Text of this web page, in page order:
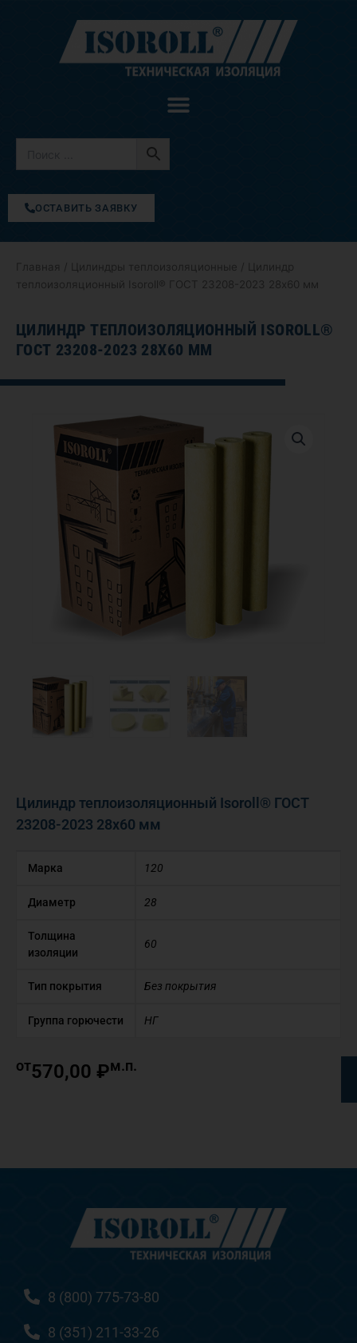
содержимому
ОСТАВИТЬ ЗАЯВКУ
Главная Цилиндры теплоизоляционные / Цилиндр
теплоизоляционный Isoroll® ГОСТ 23208-2023 28х60 мм
ЦИЛИНДР ТЕПЛОИЗОЛЯЦИОННЫЙ ISOROLL®
ГОСТ 23208-2023 28Х60 ММ
Цилиндр теплоизоляционный Isoroll® ГОСТ
23208-2023 28х60 мм
Марка 120
Диаметр 28
Толщина
изоляции
60
Тип покрытия Без покрытия
Группа горючести НГ
от570,00 ₽м.п.
8 (800) 775-73-80
8 (351) 211-33-26